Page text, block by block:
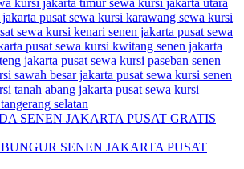
pusat sewa kursi karawang sewa kursi
sewa kursi kenari senen jakarta pusat sewa
pusat sewa kursi kwitang senen jakarta
jakarta pusat sewa kursi paseban senen
sawah besar jakarta pusat sewa kursi senen
tanah abang jakarta pusat sewa kursi
selatan
SENEN JAKARTA PUSAT GRATIS
SENEN JAKARTA PUSAT